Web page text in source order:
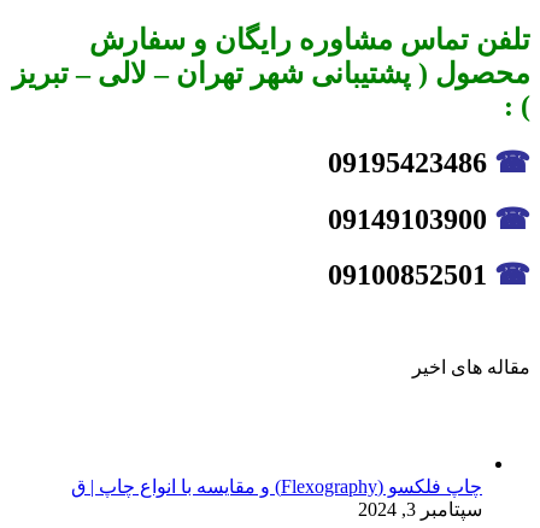
تلفن تماس مشاوره رایگان و سفارش
محصول ( پشتیبانی شهر تهران – لالی – تبریز
) :
☎
☎
☎
مقاله های اخیر
چاپ فلکسو (Flexography) و مقایسه با انواع چاپ | ق
سپتامبر 3, 2024